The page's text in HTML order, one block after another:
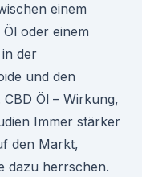
einem
oder einem
in der
und den
Öl – Wirkung,
Immer stärker
den Markt,
dazu herrschen.